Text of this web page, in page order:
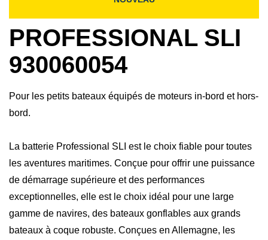
PROFESSIONAL SLI
930060054
Pour les petits bateaux équipés de moteurs in-bord et hors-
bord.
La batterie Professional SLI est le choix fiable pour toutes
les aventures maritimes. Conçue pour offrir une puissance
de démarrage supérieure et des performances
exceptionnelles, elle est le choix idéal pour une large
gamme de navires, des bateaux gonflables aux grands
bateaux à coque robuste. Conçues en Allemagne, les